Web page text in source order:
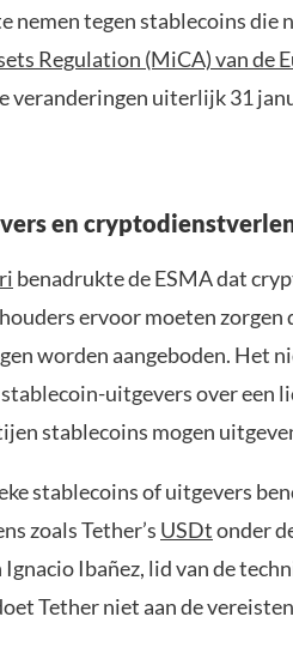
nemen tegen stablecoins die
Regulation (MiCA) van de
veranderingen uiterlijk 31
en
benadrukte de ESMA dat
ervoor moeten zorgen
worden aangeboden. Het
uitgevers over een
stablecoins mogen
stablecoins of uitgevers
zoals Tether’s USDtonder
Ibañez, lid van de
Tether niet aan de